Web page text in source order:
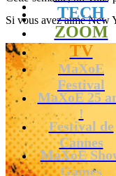
TECH
ZOOM
TV
MaXoE
Festival
MaXoE 25
!
Festival de
Cannes
MaXoE
Games
Si vous avez aimé New